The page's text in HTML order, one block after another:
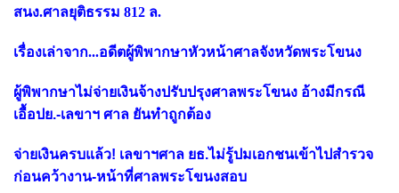
สนง.ศาลยุติธรรม 812 ล.
เรื่องเล่าจาก...อดีตผู้พิพากษาหัวหน้าศาลจังหวัดพระโขนง
ผู้พิพากษาไม่จ่ายเงินจ้างปรับปรุงศาลพระโขนง อ้างมีกรณี
เอื้อปย.-เลขาฯ ศาล ยันทำถูกต้อง
จ่ายเงินครบแล้ว! เลขาฯศาล ยธ.ไม่รู้ปมเอกชนเข้าไปสำรวจ
ก่อนคว้างาน-หน้าที่ศาลพระโขนงสอบ